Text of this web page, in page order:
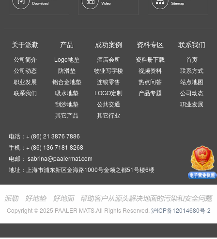
关于派勒
公司简介
公司动态
职业发展
联系我们
产品
Logo地垫
防滑垫
铝合金地垫
吸水地垫
刮沙地垫
其它产品
成功案例
酒店会所
物业写字楼
连锁零售
LOGO定制
公共交通
其它行业
资料专区
资料册下载
视频资料
热点问答
产品专题
联系我们
首页
联系方式
站点地图
公司动态
职业发展
电话：+ (86) 21 3876 7886
手机：+ (86) 136 7181 8268
电邮： sabrina@paalermat.com
地址：上海市浦东新区金海路1000号金领之都51号楼6楼
Copyright © 2025 PAALER MATS.All Rights Reserved. 沪ICP备12014680号-2